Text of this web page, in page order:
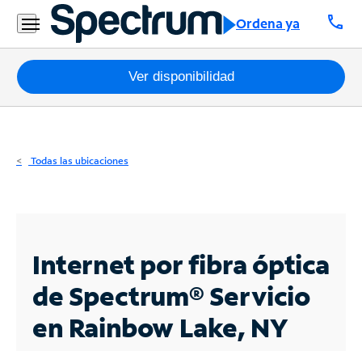
Ordena ya call
Residencial
Business
Paquetes
Internet
Business
Contáctanos
Ver disponibilidad
Todas las ubicaciones
Internet por fibra óptica
de Spectrum®Servicio
en Rainbow Lake, NY